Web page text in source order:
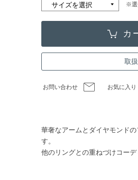
※選
取
お問い合わせ お気に入り
華奢なアームとダイヤモンド
す。
他のリングとの重ねづけコー